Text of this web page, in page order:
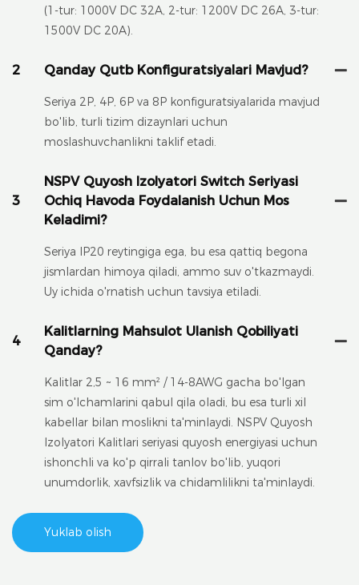
(1-tur: 1000V DC 32A, 2-tur: 1200V DC 26A, 3-tur:
1500V DC 20A).
2 Qanday Qutb Konfiguratsiyalari Mavjud?
Seriya 2P, 4P, 6P va 8P konfiguratsiyalarida mavjud
bo'lib, turli tizim dizaynlari uchun
moslashuvchanlikni taklif etadi.
3
NSPV Quyosh Izolyatori Switch Seriyasi
Ochiq Havoda Foydalanish Uchun Mos
Keladimi?
Seriya IP20 reytingiga ega, bu esa qattiq begona
jismlardan himoya qiladi, ammo suv o'tkazmaydi.
Uy ichida o'rnatish uchun tavsiya etiladi.
4
Kalitlarning Mahsulot Ulanish Qobiliyati
Qanday?
Kalitlar 2,5 ~ 16 mm² / 14-8AWG gacha bo'lgan
sim o'lchamlarini qabul qila oladi, bu esa turli xil
kabellar bilan moslikni ta'minlaydi. NSPV Quyosh
Izolyatori Kalitlari seriyasi quyosh energiyasi uchun
ishonchli va ko'p qirrali tanlov bo'lib, yuqori
unumdorlik, xavfsizlik va chidamlilikni ta'minlaydi.
Yuklab olish